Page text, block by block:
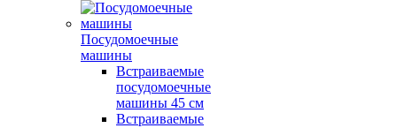
Посудомоечные
машины
Встраиваемые
посудомоечные
машины 45 см
Встраиваемые